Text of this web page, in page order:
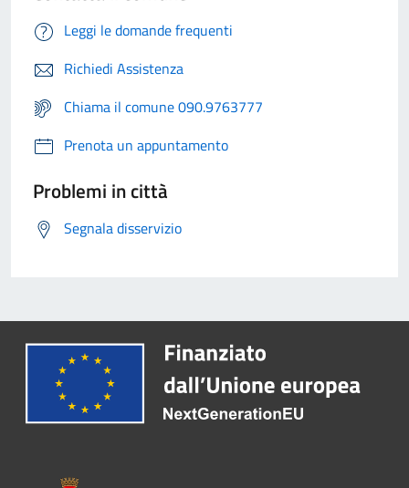
Leggi le domande frequenti
Richiedi Assistenza
Chiama il comune 090.9763777
Prenota un appuntamento
Problemi in città
Segnala disservizio